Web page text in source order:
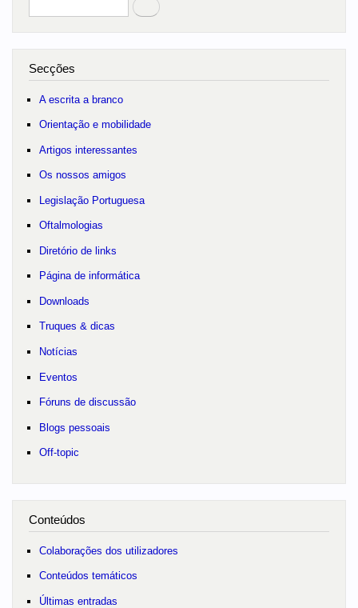
no portal
Secções
A escrita a branco
Orientação e mobilidade
Artigos interessantes
Os nossos amigos
Legislação Portuguesa
Oftalmologias
Diretório de links
Página de informática
Downloads
Truques & dicas
Notícias
Eventos
Fóruns de discussão
Blogs pessoais
Off-topic
Conteúdos
Colaborações dos utilizadores
Conteúdos temáticos
Últimas entradas